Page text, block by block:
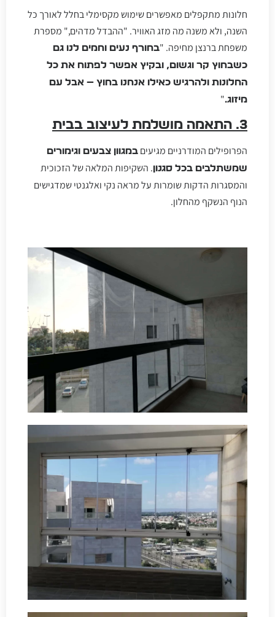
חלונות מתקפלים מאפשרים שימוש מקסימלי בחלל לאורך כל
השנה, ולא משנה מה מזג האוויר. "ההבדל מדהים," מספרת
משפחת ברנצן מחיפה. "בחורף נעים וחמים לנו גם
כשבחוץ קר וגשום, ובקיץ אפשר לפתוח את כל
החלונות ולהרגיש כאילו אנחנו בחוץ — אבל עם
מיזוג."
הפרופילים המודרניים מגיעיםבמגוון צבעים וגימורים
שמשתלבים בכל סגנון. השקיפות המלאה של הזכוכית
והמסגרות הדקות שומרות על מראה נקי ואלגנטי שמדגישים
הנוף הנשקף מהחלון.